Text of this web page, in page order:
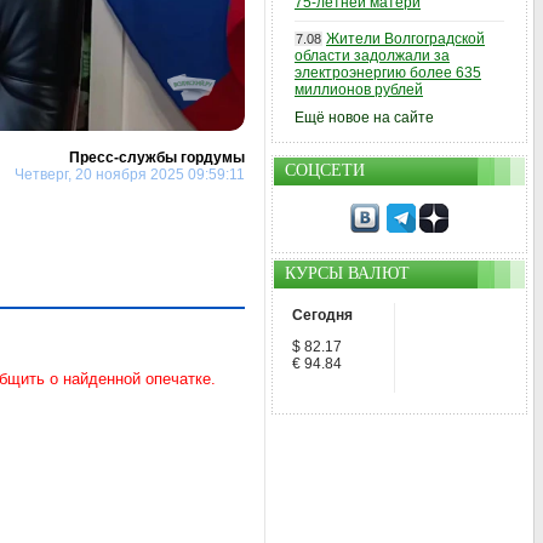
Пресс-службы гордумы
Четверг, 20 ноября 2025 09:59:11
7.08 Жители Волгоградской
области задолжали за
электроэнергию более 635
миллионов рублей
Ещё новое на сайте
СОЦСЕТИ
КУРСЫ ВАЛЮТ
Сегодня
$ 82.17
€ 94.84